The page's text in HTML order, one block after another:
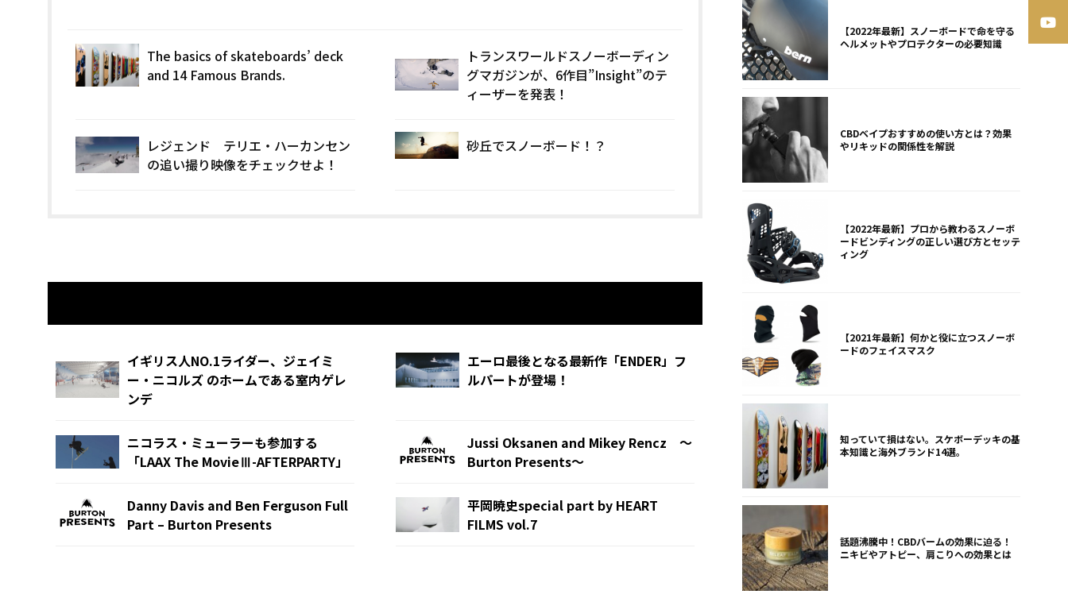
The basics of skateboards’ deck
and 14 Famous Brands.
トランスワールドスノーボーディン
グマガジンが、6作目”Insight”のテ
ィーザーを発表！
レジェンド テリエ・ハーカンセン
の追い撮り映像をチェックせよ！
砂丘でスノーボード！？
イギリス人NO.1ライダー、ジェイミ
ー・ニコルズ のホームである室内ゲレ
ンデ
エーロ最後となる最新作「ENDER」フ
ルパートが登場！
ニコラス・ミューラーも参加する
「LAAX The MovieⅢ-AFTERPARTY」
Jussi Oksanen and Mikey Rencz 〜
Burton Presents〜
Danny Davis and Ben Ferguson Full
Part – Burton Presents
平岡暁史special part by HEART
FILMS vol.7
【2022年最新】スノーボードで命を守る
ヘルメットやプロテクターの必要知識
CBDベイプおすすめの使い方とは？効果
やリキッドの関係性を解説
【2022年最新】プロから教わるスノーボ
ードビンディングの正しい選び方とセッテ
ィング
【2021年最新】何かと役に立つスノーボ
ードのフェイスマスク
知っていて損はない。スケボーデッキの基
本知識と海外ブランド14選。
話題沸騰中！CBDバームの効果に迫る！
ニキビやアトピー、肩こりへの効果とは